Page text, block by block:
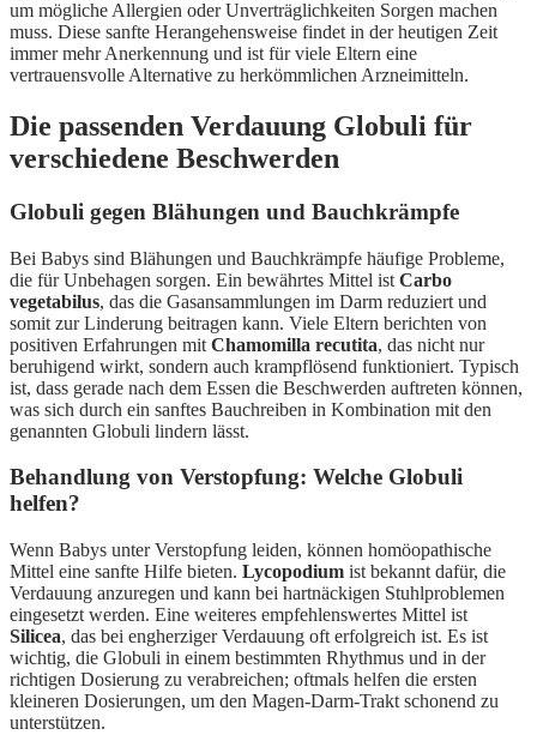
um mögliche Allergien oder Unverträglichkeiten Sorgen machen
muss. Diese sanfte Herangehensweise findet in der heutigen Zeit
immer mehr Anerkennung und ist für viele Eltern eine
vertrauensvolle Alternative zu herkömmlichen Arzneimitteln.
Die passenden Verdauung Globuli für
verschiedene Beschwerden
Globuli gegen Blähungen und Bauchkrämpfe
Bei Babys sind Blähungen und Bauchkrämpfe häufige Probleme,
die für Unbehagen sorgen. Ein bewährtes Mittel ist Carbo
vegetabilus, das die Gasansammlungen im Darm reduziert und
somit zur Linderung beitragen kann. Viele Eltern berichten von
positiven Erfahrungen mit Chamomilla recutita, das nicht nur
beruhigend wirkt, sondern auch krampflösend funktioniert. Typisch
ist, dass gerade nach dem Essen die Beschwerden auftreten können,
was sich durch ein sanftes Bauchreiben in Kombination mit den
genannten Globuli lindern lässt.
Behandlung von Verstopfung: Welche Globuli
helfen?
Wenn Babys unter Verstopfung leiden, können homöopathische
Mittel eine sanfte Hilfe bieten. Lycopodium ist bekannt dafür, die
Verdauung anzuregen und kann bei hartnäckigen Stuhlproblemen
eingesetzt werden. Eine weiteres empfehlenswertes Mittel ist
Silicea, das bei engherziger Verdauung oft erfolgreich ist. Es ist
wichtig, die Globuli in einem bestimmten Rhythmus und in der
richtigen Dosierung zu verabreichen; oftmals helfen die ersten
kleineren Dosierungen, um den Magen-Darm-Trakt schonend zu
unterstützen.